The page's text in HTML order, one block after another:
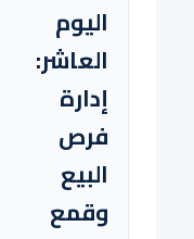
اليوم
العاشر:
إدارة
فرص
البيع
وقمع